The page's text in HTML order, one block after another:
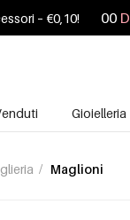
– €0,10! 00 D
Gioielleria
/ Maglioni